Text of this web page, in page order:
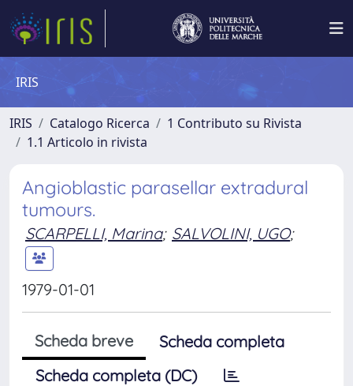
IRIS
IRIS Catalogo Ricerca
1 Contributo su Rivista
1.1 Articolo in rivista
Angioblastic parasellar extradural
tumours.
SCARPELLI, Marina; SALVOLINI, UGO;
1979-01-01
Scheda breve
Scheda completa
Scheda completa (DC)